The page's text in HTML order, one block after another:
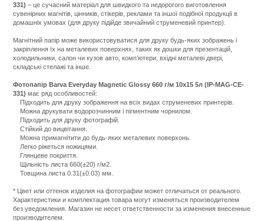
331) – це сучасний матеріал для швидкого та недорогого виготовлення
сувенірних магнітів, цінників, стікерів, реклами та іншої подібної продукції в
домашніх умовах (для друку підійде звичайний струменевий принтер).
Магнітний папір може використовуватися для друку будь-яких зображень і
закріплення їх на металевих поверхнях, таких як дошки для презентацій,
холодильники, салон чи кузов авто, комп’ютери, вхідні металеві двері,
складські стелажі та інше.
Фотопапір Barva Everyday Magnetic Glossy 660 г/м 10x15 5л (IP-MAG-CE-
331) має ряд особливостей:
Підходить для друку зображення на всіх видах струменевих принтерів.
Можна друкувати водорозчинним і пігментним чорнилом.
Підходить для друку фотографій.
Стійкий до вицвітання.
Можна примагнітити до будь-яких металевих поверхонь.
Легко ріжеться ножицями.
Глянцеве покриття.
Щільність листа 660(±20) г/м2.
Товщина листа 0.31(±0.03) мм.
service.com.uacatalog/1119-
rashodnye-
materialy/6008-
* Цвет или оттенок изделия на фотографии может отличаться от реального.
Характеристики и комплектация товара могут изменяться производителем
без уведомления. Магазин не несет ответственности за изменения внесенные
производителем.